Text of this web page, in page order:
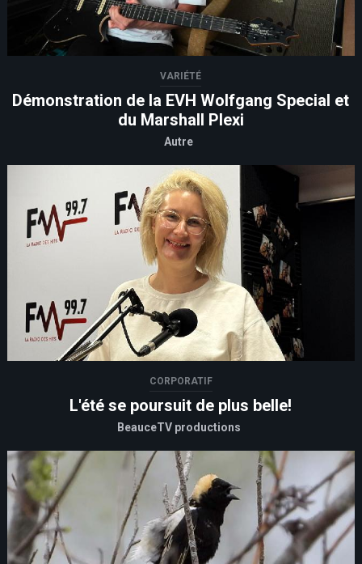
VARIÉTÉ
Démonstration de la EVH Wolfgang Special et
du Marshall Plexi
Autre
CORPORATIF
L'été se poursuit de plus belle!
BeauceTV productions